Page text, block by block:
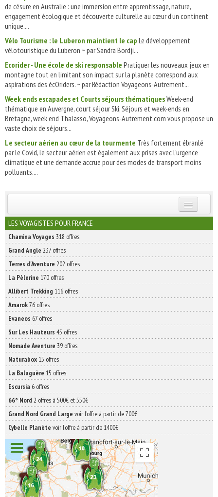
de césure en Australie : une immersion entre apprentissage, nature,
engagement écologique et découverte culturelle au cœur d’un continent
unique....
Vélo Tourisme : le Luberon maintient le cap Le développement
vélotouristique du Luberon ~ par Sandra Bordji...
Ecorider - Une école de ski responsable Pratiquer les nouveaux jeux en
montagne tout en limitant son impact sur la planète correspond aux
aspirations des écOriders. ~ par Rédaction Voyageons-Autrement...
Week ends escapades et Courts séjours thématiquesWeek-end
thématique en Auvergne, court séjour Ski, Séjours et week-ends en
Bretagne, week end Thalasso, Voyageons-Autrement.com vous propose un
vaste choix de séjours...
Le secteur aérien au cœur de la tourmente Très fortement ébranlé
par le Covid, le secteur aérien est également aux prises avec l’urgence
climatique et une demande accrue pour des modes de transport moins
polluants....
INSCRIVEZ-VOUS | ABONNEZ-VOUS
LES VOYAGISTES POUR FRANCE
Chamina Voyages 318 offres
Grand Angle 237 offres
Terres d'Aventure 202 offres
La Pèlerine 170 offres
Allibert Trekking 116 offres
Amarok76 offres
Evaneos 67 offres
Sur Les Hauteurs 45 offres
Nomade Aventure 39 offres
Naturabox 15 offres
La Balaguère 15 offres
Escursia 6 offres
66° Nord 2 offres à 500€ et 550€
Grand Nord Grand Large voir l'offre à partir de 700€
Cybelle Planète voir l'offre à partir de 1400€